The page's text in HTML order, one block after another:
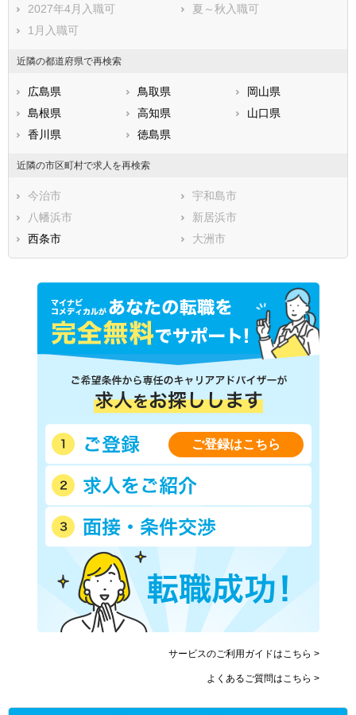
2027年4月入職可
夏～秋入職可
1月入職可
近隣の都道府県で再検索
広島県 鳥取県
岡山県
島根県
高知県
山口県
香川県
徳島県
近隣の市区町村で求人を再検索
今治市
宇和島市
八幡浜市
新居浜市
西条市
大洲市
ご登録はこちら
サービスのご利用ガイドはこちら >
よくあるご質問はこちら >